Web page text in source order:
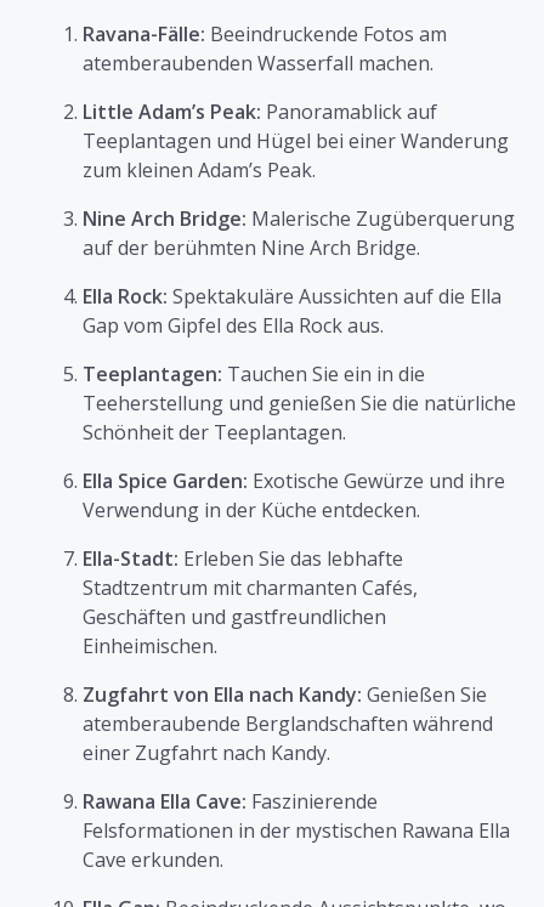
Ravana-Fälle: Beeindruckende Fotos am
atemberaubenden Wasserfall machen.
Little Adam’s Peak: Panoramablick auf
Teeplantagen und Hügel bei einer Wanderung
zum kleinen Adam’s Peak.
Nine Arch Bridge: Malerische Zugüberquerung
auf der berühmten Nine Arch Bridge.
Ella Rock: Spektakuläre Aussichten auf die Ella
Gap vom Gipfel des Ella Rock aus.
Teeplantagen: Tauchen Sie ein in die
Teeherstellung und genießen Sie die natürliche
Schönheit der Teeplantagen.
Ella Spice Garden: Exotische Gewürze und ihre
Verwendung in der Küche entdecken.
Ella-Stadt: Erleben Sie das lebhafte
Stadtzentrum mit charmanten Cafés,
Geschäften und gastfreundlichen
Einheimischen.
Zugfahrt von Ella nach Kandy: Genießen Sie
atemberaubende Berglandschaften während
einer Zugfahrt nach Kandy.
Rawana Ella Cave: Faszinierende
Felsformationen in der mystischen Rawana Ella
Cave erkunden.